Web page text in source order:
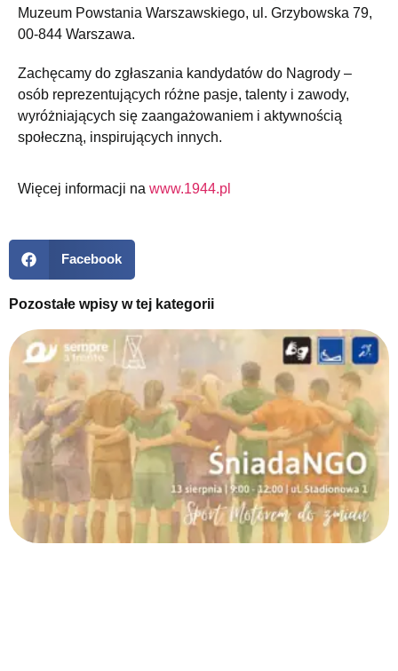
Muzeum Powstania Warszawskiego, ul. Grzybowska 79,
00-844 Warszawa.
Zachęcamy do zgłaszania kandydatów do Nagrody –
osób reprezentujących różne pasje, talenty i zawody,
wyróżniających się zaangażowaniem i aktywnością
społeczną, inspirujących innych.
Więcej informacji na www.1944.pl
Facebook
Pozostałe wpisy w tej kategorii